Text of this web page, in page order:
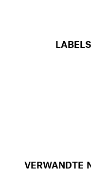
LABELS
VERWANDTE